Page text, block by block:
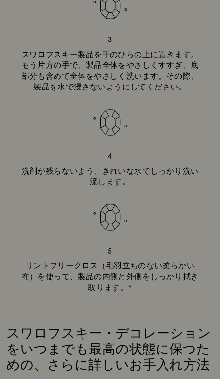
3
スワロフスキー製品を手のひらの上に置きます。
もう片方の手で、製品全体をやさしくすすぎ、底
部分も含めて全体をやさしく洗います。その際、
製品を水で浸さないようにしてください。
4
洗剤が残らないよう、きれいな水でしっかり洗い
流します。
5
リントフリークロス（毛羽立ちのない柔らかい
布）を使って、製品の内側と外側をしっかり拭き
取ります。*
スワロフスキー・デコレーション
をいつまでも最高の状態に保つた
めの、さらに詳しいお手入れ方法